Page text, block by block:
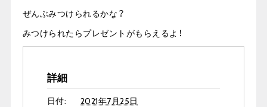
ぜんぶみつけられるかな？
みつけられたらプレゼントがもらえるよ！
詳細
日付:
2021年7月25日